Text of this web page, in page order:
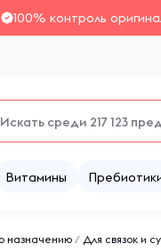
100% контроль
Витамины
назначению / Для связок и